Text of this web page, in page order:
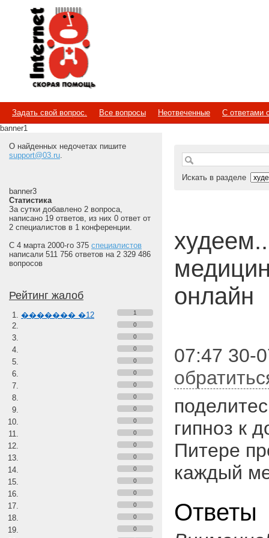
Internet
Скорая помощь
Задать свой вопрос. Все вопросы Неотвеченные
С ответами
banner1
О найденных недочетах пишите
support@03.ru.
banner3
Статистика
За сутки добавлено 2 вопроса,
написано 19 ответов, из них 0 ответ от
2 специалистов в 1 конференции.
С 4 марта 2000-го 375 специалистов
написали 511 756 ответов на 2 329 486
вопросов
Рейтинг жалоб
������� �12
1
0
0
0
0
0
0
0
0
0
0
0
0
0
0
0
0
0
0
Искать в разделе
онлайн
07:47 30-
гипноз к
Питере
каждый
Ответы